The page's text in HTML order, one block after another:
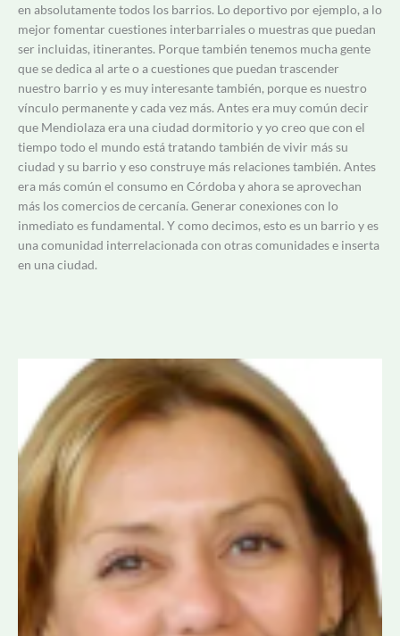
en absolutamente todos los barrios. Lo deportivo por ejemplo, a lo
mejor fomentar cuestiones interbarriales o muestras que puedan
ser incluidas, itinerantes. Porque también tenemos mucha gente
que se dedica al arte o a cuestiones que puedan trascender
nuestro barrio y es muy interesante también, porque es nuestro
vínculo permanente y cada vez más. Antes era muy común decir
que Mendiolaza era una ciudad dormitorio y yo creo que con el
tiempo todo el mundo está tratando también de vivir más su
ciudad y su barrio y eso construye más relaciones también. Antes
era más común el consumo en Córdoba y ahora se aprovechan
más los comercios de cercanía. Generar conexiones con lo
inmediato es fundamental. Y como decimos, esto es un barrio y es
una comunidad interrelacionada con otras comunidades e inserta
en una ciudad.